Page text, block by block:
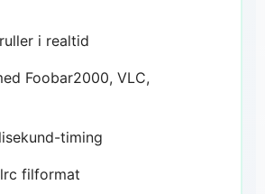
i realtid
Foobar2000, VLC,
timing
filformat